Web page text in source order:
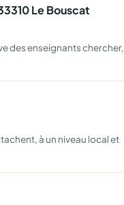
Le Bouscat
des enseignants chercher,
à un niveau local et